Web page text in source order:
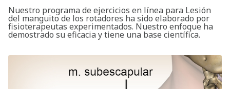
Nuestro programa de ejercicios en línea para Lesión
del manguito de los rotadores ha sido elaborado por
fisioterapeutas experimentados. Nuestro enfoque ha
demostrado su eficacia y tiene una base científica.